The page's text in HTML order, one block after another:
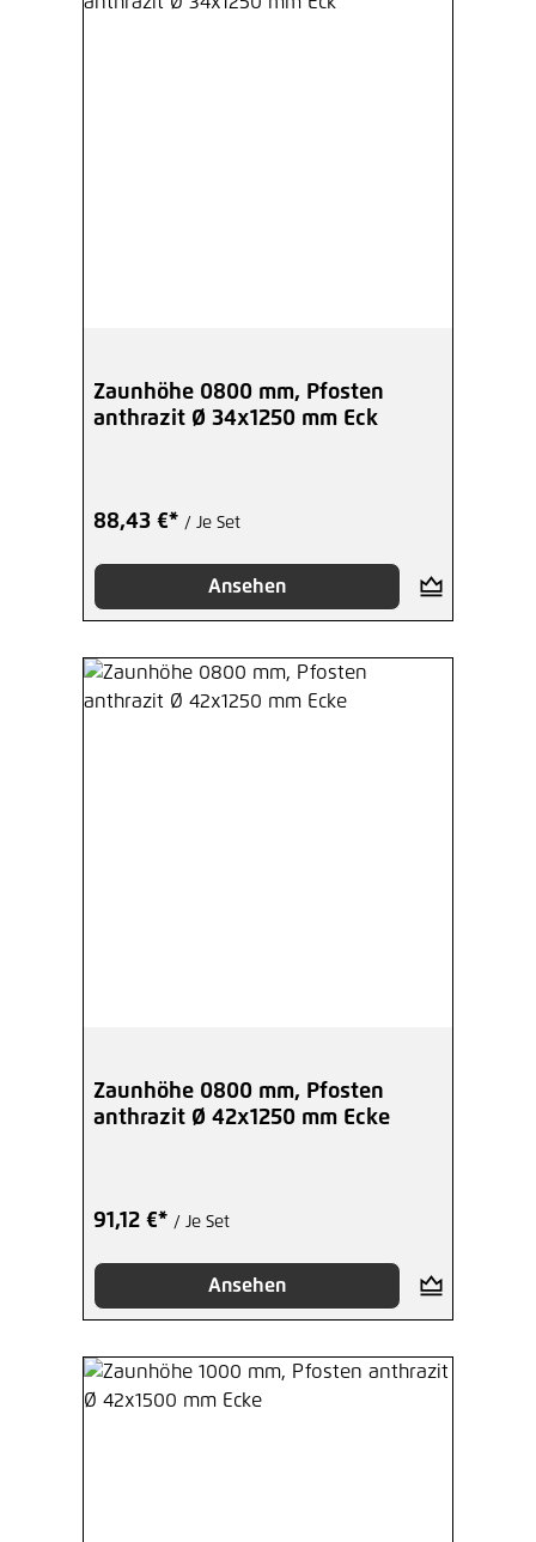
Zaunhöhe 0800 mm, Pfosten
anthrazit Ø 34x1250 mm Eck
88,43 €* / Je Set
Ansehen
Zaunhöhe 0800 mm, Pfosten
anthrazit Ø 42x1250 mm Ecke
91,12 €* / Je Set
Ansehen